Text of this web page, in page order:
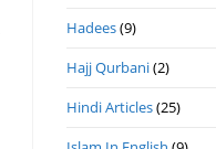
Hadees(9)
Hajj Qurbani(2)
Hindi Articles(25)